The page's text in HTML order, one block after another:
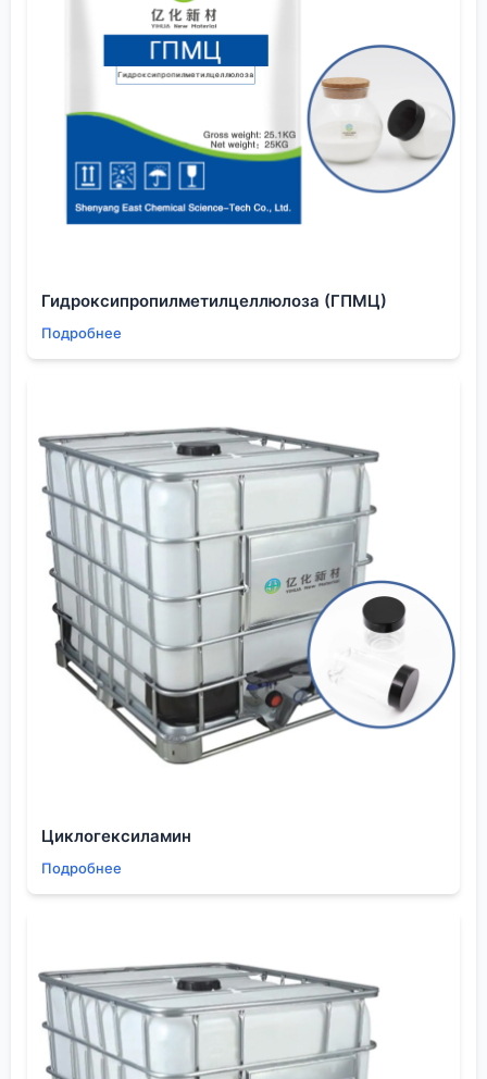
применений в электронной промышленности
Во-первых, глубоко понимать механизм реакции в
вашей конкретной системе. Во-вторых, тщательно
специфицировать реагент не только по чистоте, но
и по происхождению, методу анализа, упаковке.
В-третьих, рассматривать поставщика как часть
технологической цепочки, проверяя его
очистка — это часто говорит о широте опыта и
умении адаптировать продукты.
Наш путь от лабораторных проблем к стабильному
прикладной логистики (как этот комплекс
доставить до реактора без потери свойств). И в
этом контексте сотрудничество со
специализированными производителями,
ориентированными на рынок высоких технологий,
как упомянутая компания, представляется не
просто удобным, а стратегически важным для
снижения рисков в производстве.
Всё это, конечно, не истина в последней
инстанции. У каждого своя специфика. Но
надеюсь, эти заметки, основанные на реальных
шишках и найденных решениях, помогут кому-то
сэкономить время и избежать очевидных, но
Гидроксипропилметилцеллюлоза (ГПМЦ)
Подробнее
Циклогексиламин
Подробнее